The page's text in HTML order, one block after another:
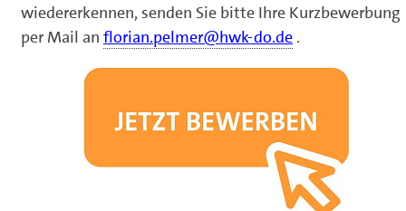
wiedererkennen, senden Sie bitte Ihre Kurzbewerbung
per Mail an florian.pelmer@hwk-do.de .